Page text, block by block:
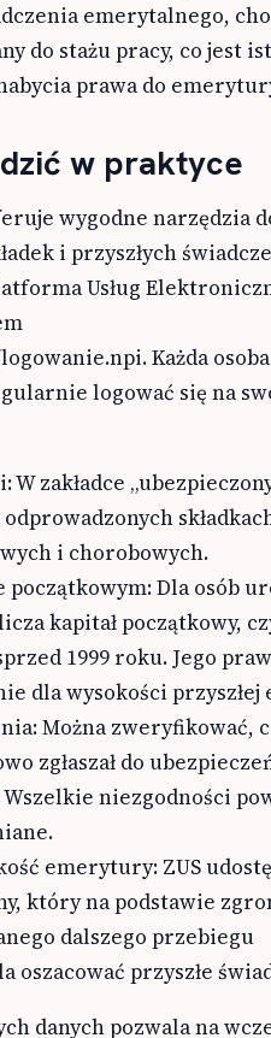
emerytalnego,
do stażu pracy, co jest
prawa do
w praktyce
wygodne narzędzia
i przyszłych
Usług
Każda osoba
logować się na
W zakładce
i chorobowych.
Dla osób
kapitał początkowy,
1999 roku. Jego
dla wysokości
Można zweryfikować,
zgłaszał do
Wszelkie niezgodności
emerytury: ZUS
który na podstawie
dalszego przebiegu
oszacować przyszłe
danych pozwala na